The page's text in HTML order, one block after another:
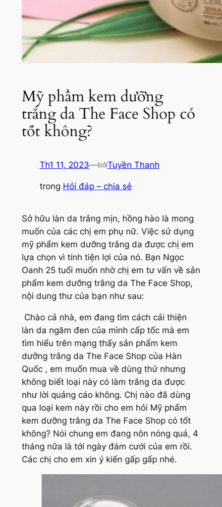
Mỹ phẩm kem dưỡng
trắng da The Face Shop có
tốt không?
Th1 11, 2023—bởiTuyền Thanh
trong Hỏi đáp – chia sẻ
Sở hữu làn da trắng mịn, hồng hào là mong
muốn của các chị em phụ nữ. Việc sử dụng
mỹ phẩm kem dưỡng trắng da được chị em
lựa chọn vì tính tiện lợi của nó. Bạn Ngọc
Oanh 25 tuổi muốn nhờ chị em tư vấn về sản
phẩm kem dưỡng trắng da The Face Shop,
nội dung thư của bạn như sau:
Chào cả nhà, em đang tìm cách cải thiện
làn da ngăm đen của mình cấp tốc mà em
tìm hiểu trên mạng thấy sản phẩm kem
dưỡng trắng da The Face Shop của Hàn
Quốc , em muốn mua về dùng thử nhưng
không biết loại này có làm trắng da được
như lời quảng cáo không. Chị nào đã dùng
qua loại kem này rồi cho em hỏi Mỹ phẩm
kem dưỡng trắng da The Face Shop có tốt
không? Nói chung em đang nôn nóng quá, 4
tháng nữa là tới ngày đám cưới của em rồi.
Các chị cho em xin ý kiến gấp gấp nhé.